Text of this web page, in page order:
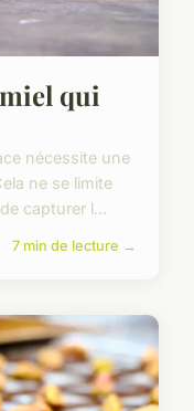
qui
nécessite une
ne se limite
capturer l...
7 min de lecture →